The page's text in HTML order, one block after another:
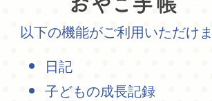
以下の機能がご利用いただけ
日記
子どもの成長記録